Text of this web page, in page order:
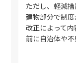
ただし、軽減
建物部分で制
改正によって
前に自治体や